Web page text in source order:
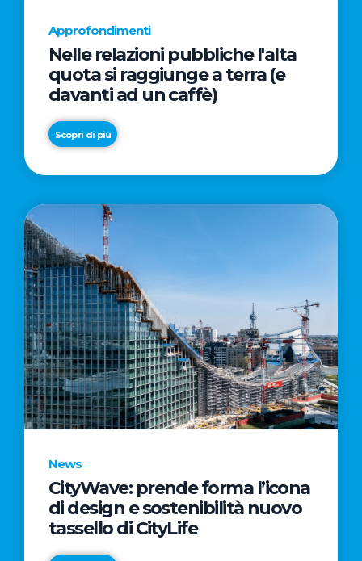
Approfondimenti
Nelle relazioni pubbliche l'alta
quota si raggiunge a terra (e
davanti ad un caffè)
Scopri di più
News
CityWave: prende forma l’icona
di design e sostenibilità nuovo
tassello di CityLife
News